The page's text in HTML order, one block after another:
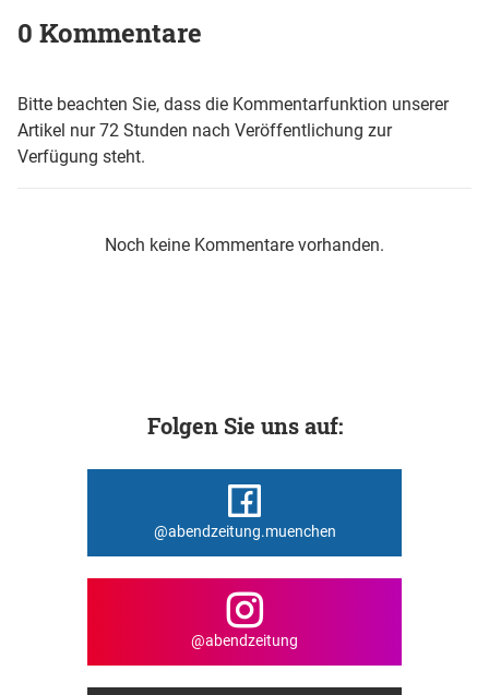
0 Kommentare
Bitte beachten Sie, dass die Kommentarfunktion unserer
Artikel nur 72 Stunden nach Veröffentlichung zur
Verfügung steht.
Noch keine Kommentare vorhanden.
Folgen Sie uns auf:
@abendzeitung.muenchen
@abendzeitung